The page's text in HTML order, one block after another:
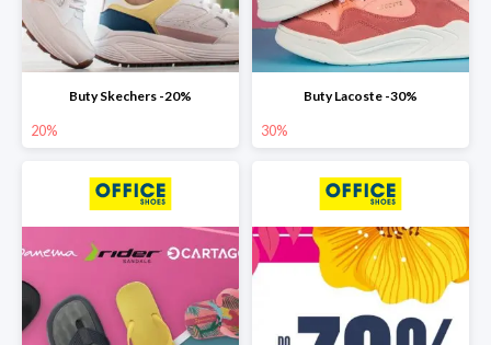
Buty Skechers -20%
20%
Buty Lacoste -30%
30%